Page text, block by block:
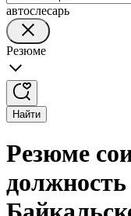
автослесарь
Резюме
Найти
Резюме
должность